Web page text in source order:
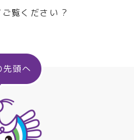
覧ください ?